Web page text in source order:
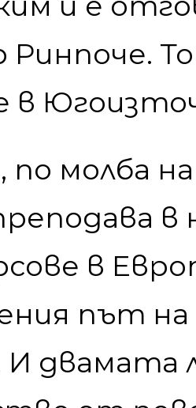
в
по молба
в
път
И двамата